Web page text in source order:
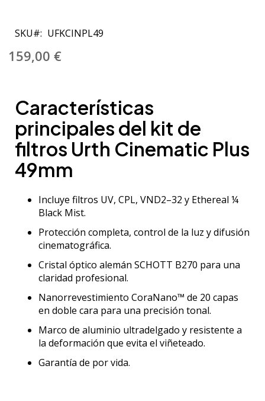
comienzo
de
la
imágenes
SKU UFKCINPL49
159,00 €
Características
principales del kit de
filtros Urth Cinematic Plus
49mm
Incluye filtros UV, CPL, VND2–32 y Ethereal ¼
Black Mist.
Protección completa, control de la luz y difusión
cinematográfica.
Cristal óptico alemán SCHOTT B270 para una
claridad profesional.
Nanorrevestimiento CoraNano™ de 20 capas
en doble cara para una precisión tonal.
Marco de aluminio ultradelgado y resistente a
la deformación que evita el viñeteado.
Garantía de por vida.